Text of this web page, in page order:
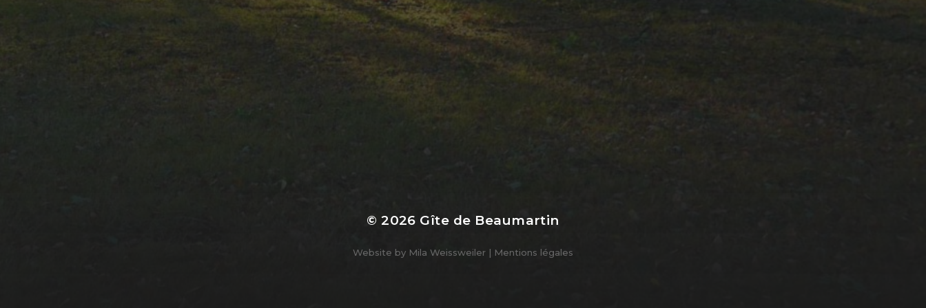
© 2026 Gîte de Beaumartin
Website by Mila Weissweiler | Mentions légales